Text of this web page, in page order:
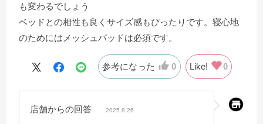
も変わるでしょう
ベッドとの相性も良くサイズ感もぴったりです。寝心地
のためにはメッシュパッドは必須です。
参考になった 0 Like! 0
店舗からの回答 2025.8.26